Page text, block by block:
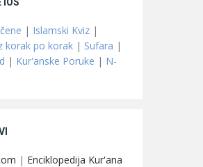
| Islamski Kviz |
korak po korak | Sufara |
| Kur'anske Poruke | N-
| Enciklopedija Kur'ana